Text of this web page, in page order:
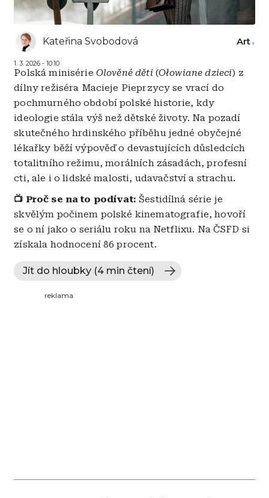
Kateřina Svobodová
1. 3. 2026 - 10:10
Art
Polská minisérie Olověné děti(Ołowiane dzieci) z
dílny režiséra Macieje Pieprzycy se vrací do
pochmurného období polské historie, kdy
ideologie stála výš než dětské životy. Na pozadí
skutečného hrdinského příběhu jedné obyčejné
lékařky běží výpověď o devastujících důsledcích
totalitního režimu, morálních zásadách, profesní
cti, ale i o lidské malosti, udavačství a strachu.
📺 Proč se na to podívat: Šestidílná série je
skvělým počinem polské kinematografie, hovoří
se o ní jako o seriálu roku na Netflixu. Na ČSFD si
získala hodnocení 86 procent.
Jít do hloubky (4 min čtení)
reklama